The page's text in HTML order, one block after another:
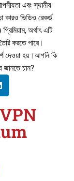
এবং স্থানীয়
ভিডিও রেকর্ড
অর্থাৎ এটি
করতে পারে।
দেওয়া হয়।আপনি কি
জানতে চান?